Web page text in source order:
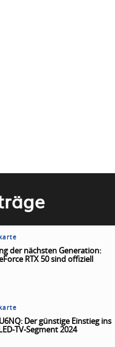
der nächsten Generation:
RTX 50 sind offiziell
Der günstige Einstieg ins
TV-Segment 2024